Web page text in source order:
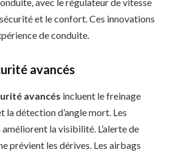
et le confort. Ces innovations
de conduite.
avancés
avancés incluent le freinage
la détection d’angle mort. Les
la visibilité. L’alerte de
prévient les dérives. Les airbags